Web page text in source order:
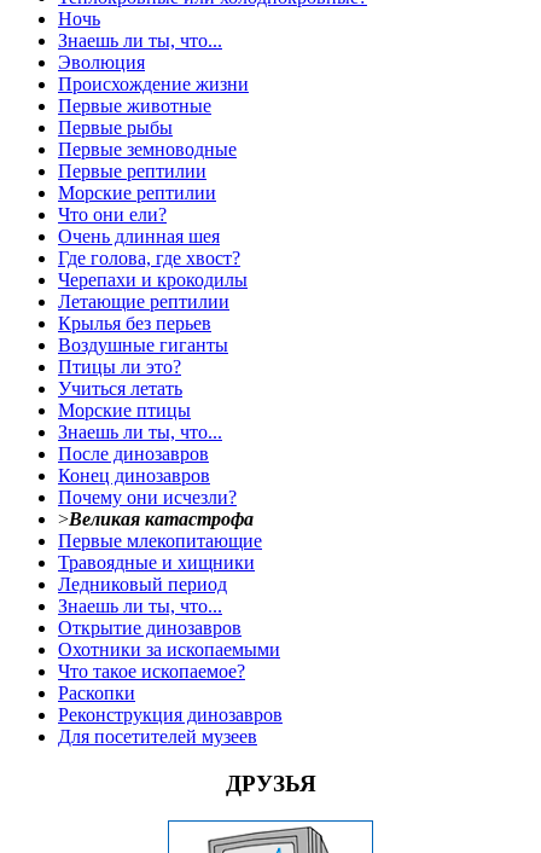
Ночь
Знаешь ли ты, что...
Эволюция
Происхождение жизни
Первые животные
Первые рыбы
Первые земноводные
Первые рептилии
Морские рептилии
Что они ели?
Очень длинная шея
Где голова, где хвост?
Черепахи и крокодилы
Летающие рептилии
Крылья без перьев
Воздушные гиганты
Птицы ли это?
Учиться летать
Морские птицы
Знаешь ли ты, что...
После динозавров
Конец динозавров
Почему они исчезли?
>Великая катастрофа
Первые млекопитающие
Травоядные и хищники
Ледниковый период
Знаешь ли ты, что...
Открытие динозавров
Охотники за ископаемыми
Что такое ископаемое?
Раскопки
Реконструкция динозавров
Для посетителей музеев
ДРУЗЬЯ